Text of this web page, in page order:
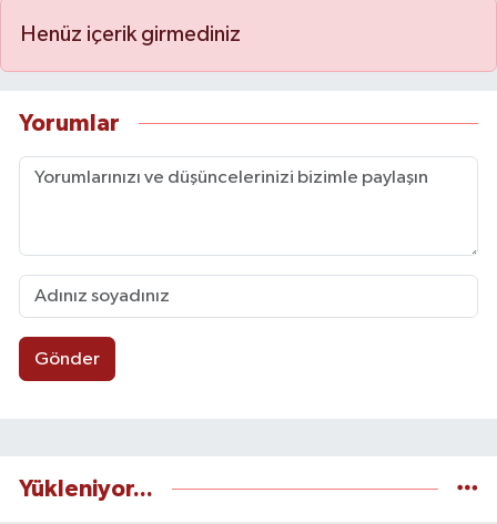
Henüz içerik girmediniz
Yorumlar
Gönder
Yükleniyor...